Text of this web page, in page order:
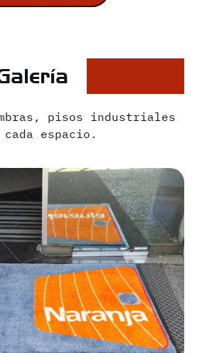
pisos industriales
espacio.